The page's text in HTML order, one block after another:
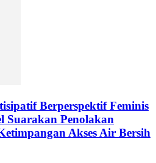
Berperspektif Feminis
Suarakan Penolakan
Akses Air Bersih